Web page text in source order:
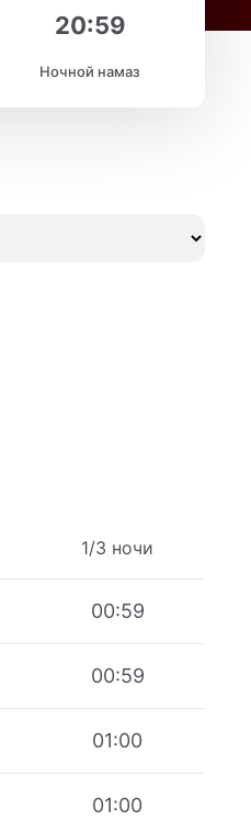
20:59
Ночной намаз
1/3 ночи
00:59
00:59
01:00
01:00